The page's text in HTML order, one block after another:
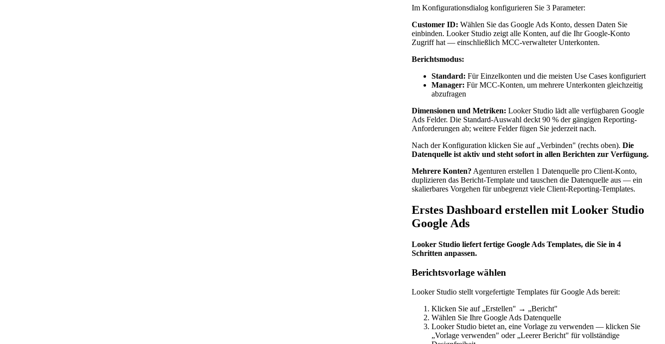
Im Konfigurationsdialog konfigurieren Sie 3 Parameter:
Customer ID: Wählen Sie das Google Ads Konto, dessen Daten Sie
einbinden. Looker Studio zeigt alle Konten, auf die Ihr Google-Konto
Zugriff hat — einschließlich MCC-verwalteter Unterkonten.
Berichtsmodus:
Standard: Für Einzelkonten und die meisten Use Cases konfiguriert
Manager: Für MCC-Konten, um mehrere Unterkonten gleichzeitig
abzufragen
Dimensionen und Metriken: Looker Studio lädt alle verfügbaren Google
Ads Felder. Die Standard-Auswahl deckt 90 % der gängigen Reporting-
Anforderungen ab; weitere Felder fügen Sie jederzeit nach.
Nach der Konfiguration klicken Sie auf „Verbinden" (rechts oben). Die
Datenquelle ist aktiv und steht sofort in allen Berichten zur Verfügung.
Mehrere Konten? Agenturen erstellen 1 Datenquelle pro Client-Konto,
duplizieren das Bericht-Template und tauschen die Datenquelle aus — ein
skalierbares Vorgehen für unbegrenzt viele Client-Reporting-Templates.
Erstes Dashboard erstellen mit Looker Studio
Google Ads
Looker Studio liefert fertige Google Ads Templates, die Sie in 4
Schritten anpassen.
Berichtsvorlage wählen
Looker Studio stellt vorgefertigte Templates für Google Ads bereit:
Klicken Sie auf „Erstellen" → „Bericht"
Wählen Sie Ihre Google Ads Datenquelle
Looker Studio bietet an, eine Vorlage zu verwenden — klicken Sie
„Vorlage verwenden" oder „Leerer Bericht" für vollständige